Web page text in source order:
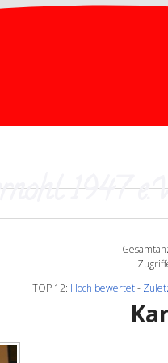
1947
TOP 12: Hoch bewertet-